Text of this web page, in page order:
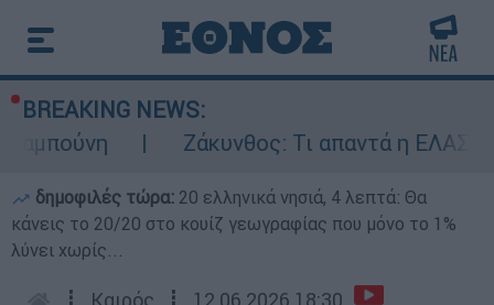
BREAKING NEWS:
Ζάκυνθος: Τι απαντά η ΕΛΑΣ για τους 8
δημοφιλές τώρα: 20 ελληνικά νησιά, 4 λεπτά: Θα
κάνεις το 20/20 στο κουίζ γεωγραφίας που μόνο το 1%
λύνει χωρίς...